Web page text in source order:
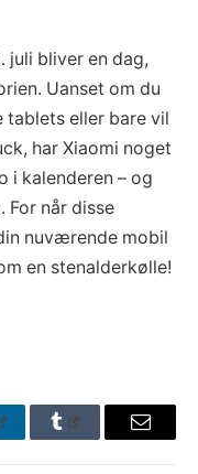
juli bliver en dag,
Uanset om du
eller bare vil
har Xiaomi noget
i kalenderen – og
For når disse
nuværende mobil
en stenalderkølle!
Tumblr Email